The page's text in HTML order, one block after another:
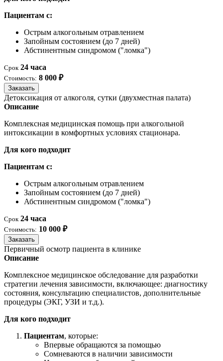
Пациентам с:
Острым алкогольным отравлением
Запойным состоянием (до 7 дней)
Абстинентным синдромом ("ломка")
Срок 24 часа
Стоимость: 8 000 ₽
Заказать
Детоксикация от алкоголя, сутки (двухместная палата)
Описание
Комплексная медицинская помощь при алкогольной
интоксикации в комфортных условиях стационара.
Для кого подходит
Пациентам с:
Острым алкогольным отравлением
Запойным состоянием (до 7 дней)
Абстинентным синдромом ("ломка")
Срок 24 часа
Стоимость: 10 000 ₽
Заказать
Первичный осмотр пациента в клинике
Описание
Комплексное медицинское обследование для разработки
стратегии лечения зависимости, включающее: диагностику
состояния, консультацию специалистов, дополнительные
процедуры (ЭКГ, УЗИ и т.д.).
Для кого подходит
Пациентам, которые:
Впервые обращаются за помощью
Сомневаются в наличии зависимости